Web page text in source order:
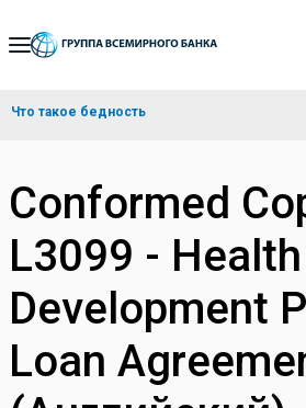
Skip
Navigation
Что такое бедность
Conformed
L3099 - Health
Development
Loan